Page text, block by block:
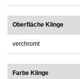
Oberfläche Klinge
verchromt
Farbe Klinge